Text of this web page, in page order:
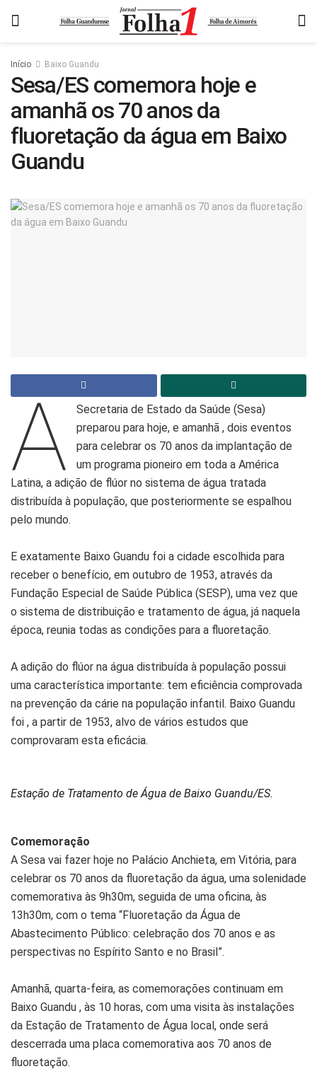
Início Baixo Guandu
Sesa/ES comemora hoje e
amanhã os 70 anos da
fluoretação da água em Baixo
Guandu
A
Secretaria de Estado da Saúde (Sesa)
preparou para hoje, e amanhã , dois eventos
para celebrar os 70 anos da implantação de
um programa pioneiro em toda a América
Latina, a adição de flúor no sistema de água tratada
distribuída à população, que posteriormente se espalhou
pelo mundo.
E exatamente Baixo Guandu foi a cidade escolhida para
receber o benefício, em outubro de 1953, através da
Fundação Especial de Saúde Pública (SESP), uma vez que
o sistema de distribuição e tratamento de água, já naquela
época, reunia todas as condições para a fluoretação.
A adição do flúor na água distribuída à população possui
uma característica importante: tem eficiência comprovada
na prevenção da cárie na população infantil. Baixo Guandu
foi , a partir de 1953, alvo de vários estudos que
comprovaram esta eficácia.
Estação de Tratamento de Água de Baixo Guandu/ES.
Comemoração
A Sesa vai fazer hoje no Palácio Anchieta, em Vitória, para
celebrar os 70 anos da fluoretação da água, uma solenidade
comemorativa às 9h30m, seguida de uma oficina, às
13h30m, com o tema “Fluoretação da Água de
Abastecimento Público: celebração dos 70 anos e as
perspectivas no Espírito Santo e no Brasil”.
Amanhã, quarta-feira, as comemorações continuam em
Baixo Guandu , às 10 horas, com uma visita às instalações
da Estação de Tratamento de Água local, onde será
descerrada uma placa comemorativa aos 70 anos de
fluoretação.